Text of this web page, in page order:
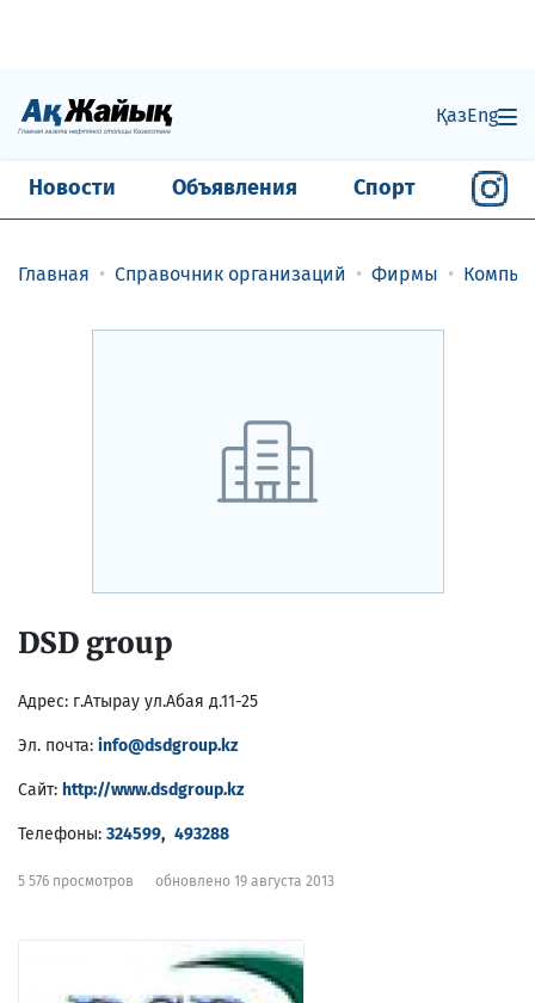
ҚазEng
Новости Объявления Спорт
Главная Справочник организаций Фирмы
DSD group
Адрес: г.Атырау ул.Абая д.11-25
Эл. почта: info@dsdgroup.kz
Сайт: http://www.dsdgroup.kz
Телефоны: 324599, 493288
5 576 просмотров обновлено 19 августа 2013